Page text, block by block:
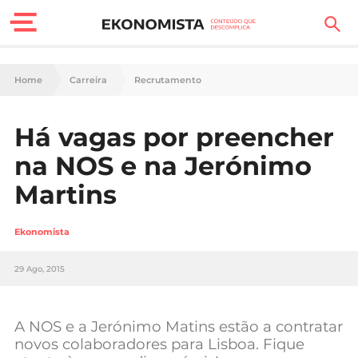
Finanças Pessoais
Carreira
Casa
Lifestyle
Sociedade
Negócios
Home Carreira Recrutamento
Há vagas por preencher
na NOS e na Jerónimo
Martins
Ekonomista
29 Ago, 2015
A NOS e a Jerónimo Matins estão a contratar
novos colaboradores para Lisboa. Fique